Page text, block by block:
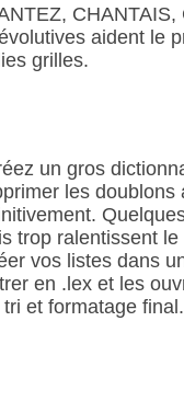
CHANTAIS,
aident le
grilles.
un gros
les doublons
trop ralentissent le
vos listes dans
en .lex et les
et formatage final.